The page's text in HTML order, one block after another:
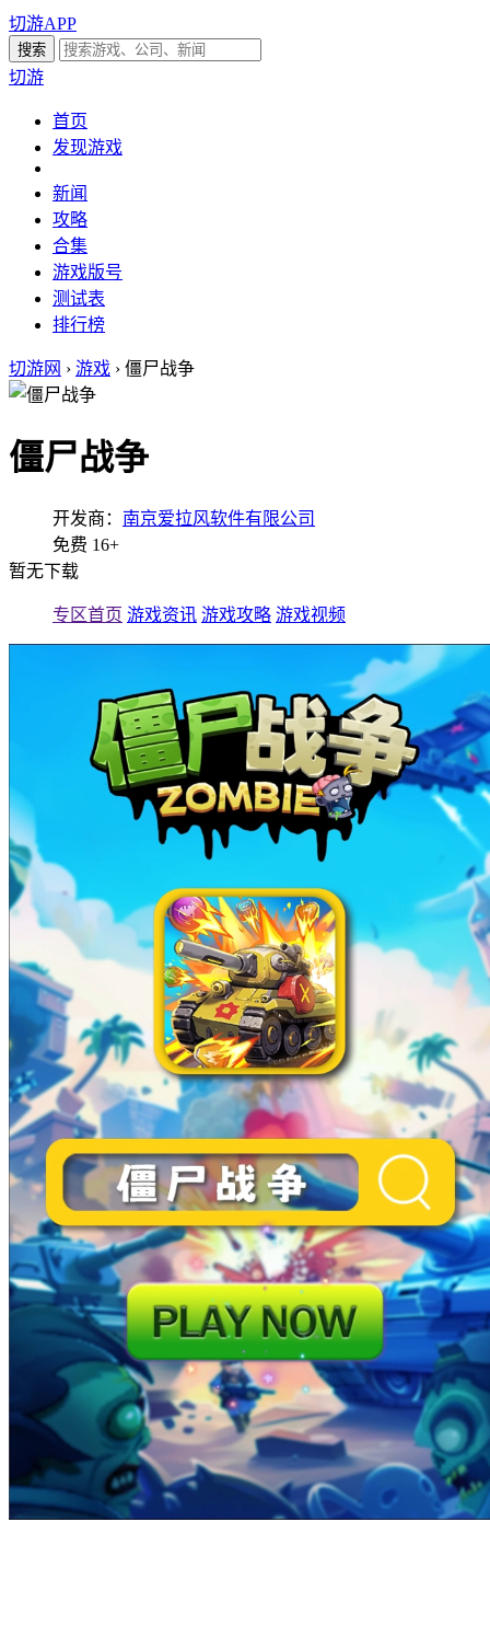
切游APP
切游
首页
发现游戏
新闻
攻略
合集
游戏版号
测试表
排行榜
切游网 › 游戏 › 僵尸战争
僵尸战争
开发商： 南京爱拉风软件有限公司
免费 16+
暂无下载
专区首页 游戏资讯 游戏攻略 游戏视频